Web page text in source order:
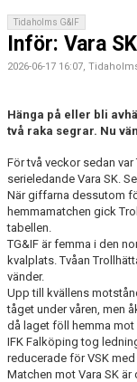
FÖRENINGEN
GAMLA GIFFS
MATCHER
CUPER
PLANSCHEMA
Tidaholms G&IF
Inför: Vara
2026-06-17 16:07,
Hänga på eller bli
två raka segrar. Nu
För två veckor sedan
serieledande Vara SK.
När giffarna dessutom
hemmamatchen gick
tabellen.
TG&IF är femma i den
kvalplats. Tvåan
vänder.
Upp till kvällens
tåget under våren, men
då laget föll hemma
IFK Falköping tog
reducerade för VSK
Matchen mot Vara SK